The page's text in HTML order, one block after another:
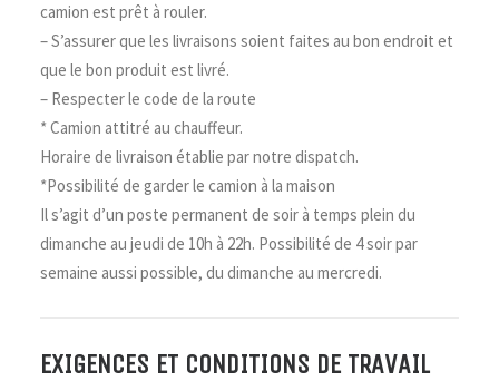
camion est prêt à rouler.
– S’assurer que les livraisons soient faites au bon endroit et
que le bon produit est livré.
– Respecter le code de la route
* Camion attitré au chauffeur.
Horaire de livraison établie par notre dispatch.
*Possibilité de garder le camion à la maison
Il s’agit d’un poste permanent de soir à temps plein du
dimanche au jeudi de 10h à 22h. Possibilité de 4 soir par
semaine aussi possible, du dimanche au mercredi.
EXIGENCES ET CONDITIONS DE TRAVAIL